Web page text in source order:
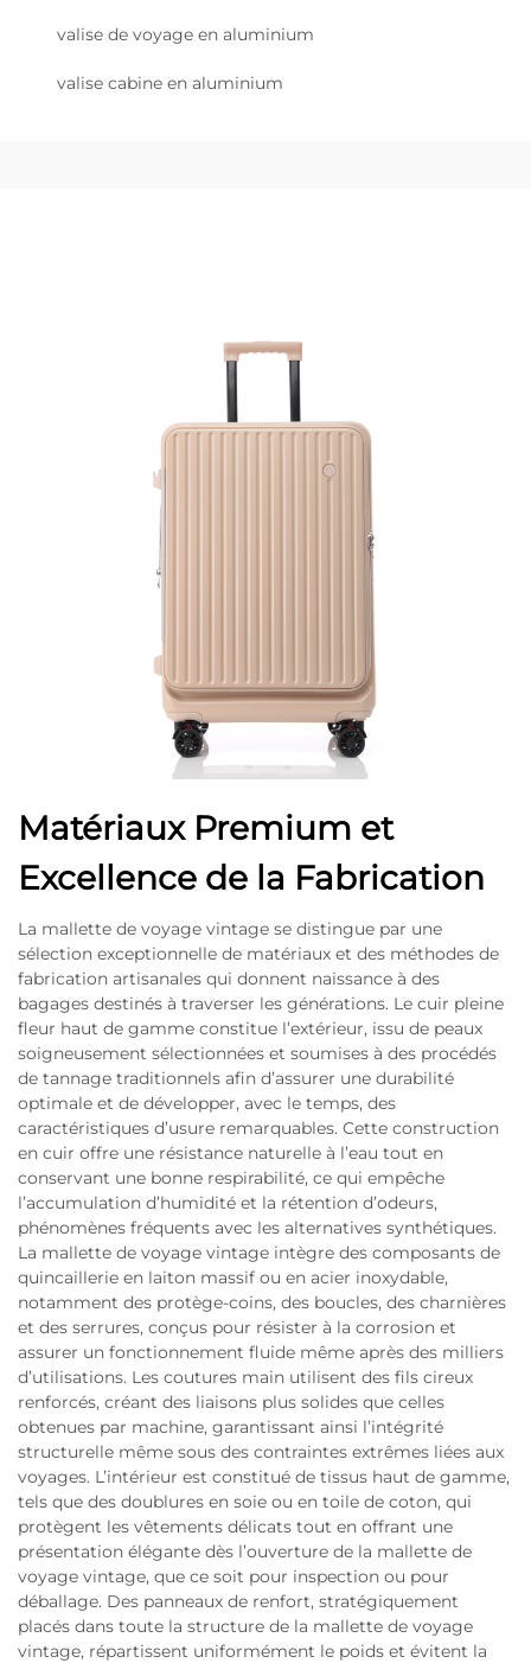
valise de voyage en aluminium
valise cabine en aluminium
Matériaux Premium et
Excellence de la Fabrication
La mallette de voyage vintage se distingue par une
sélection exceptionnelle de matériaux et des méthodes de
fabrication artisanales qui donnent naissance à des
bagages destinés à traverser les générations. Le cuir pleine
fleur haut de gamme constitue l’extérieur, issu de peaux
soigneusement sélectionnées et soumises à des procédés
de tannage traditionnels afin d’assurer une durabilité
optimale et de développer, avec le temps, des
caractéristiques d’usure remarquables. Cette construction
en cuir offre une résistance naturelle à l’eau tout en
conservant une bonne respirabilité, ce qui empêche
l’accumulation d’humidité et la rétention d’odeurs,
phénomènes fréquents avec les alternatives synthétiques.
La mallette de voyage vintage intègre des composants de
quincaillerie en laiton massif ou en acier inoxydable,
notamment des protège-coins, des boucles, des charnières
et des serrures, conçus pour résister à la corrosion et
assurer un fonctionnement fluide même après des milliers
d’utilisations. Les coutures main utilisent des fils cireux
renforcés, créant des liaisons plus solides que celles
obtenues par machine, garantissant ainsi l’intégrité
structurelle même sous des contraintes extrêmes liées aux
voyages. L’intérieur est constitué de tissus haut de gamme,
tels que des doublures en soie ou en toile de coton, qui
protègent les vêtements délicats tout en offrant une
présentation élégante dès l’ouverture de la mallette de
voyage vintage, que ce soit pour inspection ou pour
déballage. Des panneaux de renfort, stratégiquement
placés dans toute la structure de la mallette de voyage
vintage, répartissent uniformément le poids et évitent la